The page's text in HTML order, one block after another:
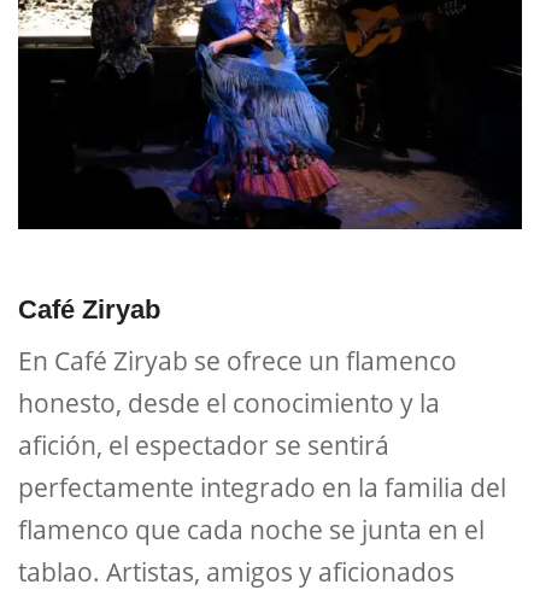
Café Ziryab
En Café Ziryab se ofrece un flamenco
honesto, desde el conocimiento y la
afición, el espectador se sentirá
perfectamente integrado en la familia del
flamenco que cada noche se junta en el
tablao. Artistas, amigos y aficionados